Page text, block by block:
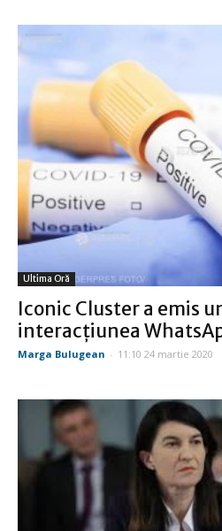
Ultima Oră
Iconic Cluster a emis
interacțiunea
Marga Bulugean - 11:10 24 martie 2020